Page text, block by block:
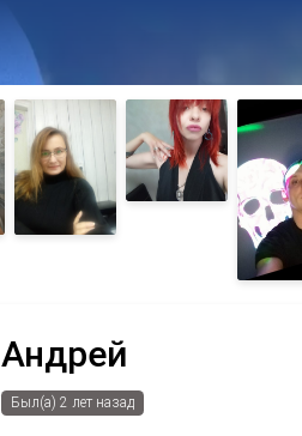
Андрей
Был(а) 2 лет назад